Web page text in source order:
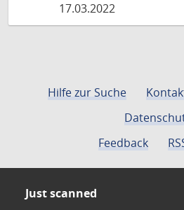
17.03.2022
Hilfe zur Suche
Feedback
Just scanned